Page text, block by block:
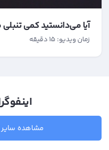
آیا می‌دانستید کمی تنبلی
زمان ویدیو: 15 دقیقه
مشاهده سایر